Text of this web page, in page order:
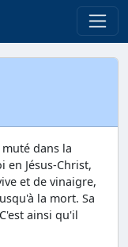
dans la
en Jésus-Christ,
et de vinaigre,
la mort. Sa
ainsi qu'il